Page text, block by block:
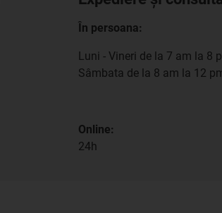
În persoana:
Luni - Vineri de la 7 am la 8
Sâmbata de la 8 am la 12
Online:
24h